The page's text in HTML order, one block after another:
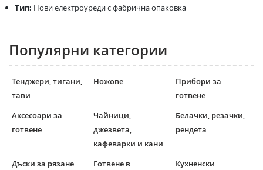
Тип: Нови електроуреди с фабрична опаковка
Популярни категории
Тенджери, тигани,
тави
Ножове
Прибори за
готвене
Аксесоари за
готвене
Чайници,
джезвета,
кафеварки и кани
Белачки, резачки,
рендета
Дъски за рязане
Готвене в
Кухненски